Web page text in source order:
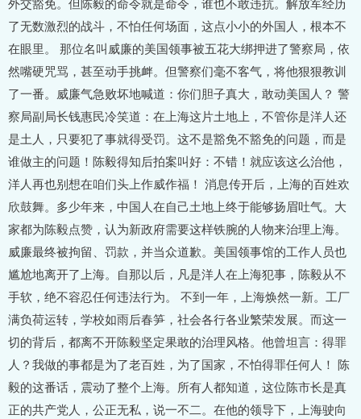
了无数激烈的战斗，不怕任何场面，这点小小的外国人，根本不
在眼里。 那位名叫威廉的美国领事被五花大绑押进了警察局，依
然嘴硬咒骂，甚至动手挑衅。但警察们毫不客气，将他狠狠教训
了一番。威廉气急败坏地喊道：你们胆子真大，敢动美国人？ 警
察局副局长钱惠民冷笑道：在上海这片土地上，不管你是洋人还
是土人，只要犯了事就得受罚。这不是豁免不豁免的问题，而是
谁做主的问题！陈毅得知后拍案叫好：不错！就应该这么治他，
洋人再也别想在咱们头上作威作福！ 消息传开后，上海的百姓欢
欣鼓舞。多少年来，中国人在自己土地上终于能够扬眉吐气。大
家都为陈毅点赞，认为新政府需要这样铁腕的人物来治理上海。
威廉最终被拘留、罚款，并当众道歉。美国领事馆的工作人员也
尴尬地离开了上海。自那以后，凡是洋人在上海犯事，陈毅从不
手软，绝不容忍任何违法行为。 不到一年，上海焕然一新。工厂
满负荷运转，学校如雨后春笋，社会各行各业繁荣发展。而这一
切的背后，都离不开陈毅坚定果敢的治理风格。他曾坦言：得罪
人？我做的事都是为了老百姓，为了国家，不怕得罪任何人！ 陈
毅的这番话，震动了整个上海。所有人都知道，这位陈市长是真
正的共产党人，公正无私，说一不二。在他的领导下，上海驶向